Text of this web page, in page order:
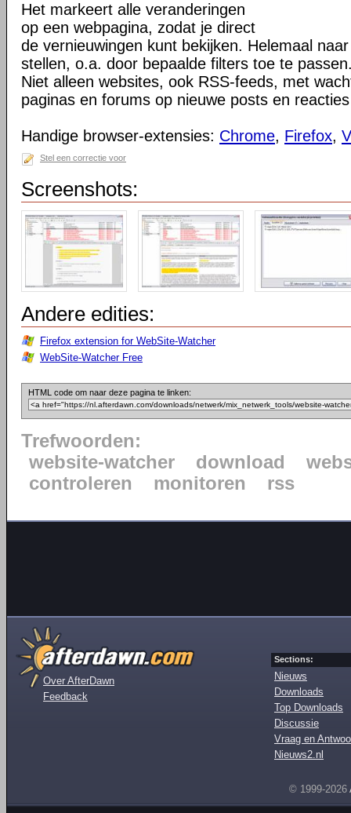
Het markeert alle veranderingen
op een webpagina, zodat je direct
de vernieuwingen kunt bekijken. Helemaal
stellen, o.a. door bepaalde filters toe te
Niet alleen websites, ook RSS-feeds, met
paginas en forums op nieuwe posts en
Handige browser-extensies: Chrome, Firefox,
Stel een correctie voor
Screenshots:
Andere edities:
Firefox extension for WebSite-Watcher
WebSite-Watcher Free
HTML code om naar deze pagina te linken:
Trefwoorden:
website-watcher
download
controleren
monitoren rss
Over AfterDawn
Feedback
Sections:
Nieuws
Downloads
Top Downloads
Discussie
Vraag en
Nieuws2.nl
© 1999-2026